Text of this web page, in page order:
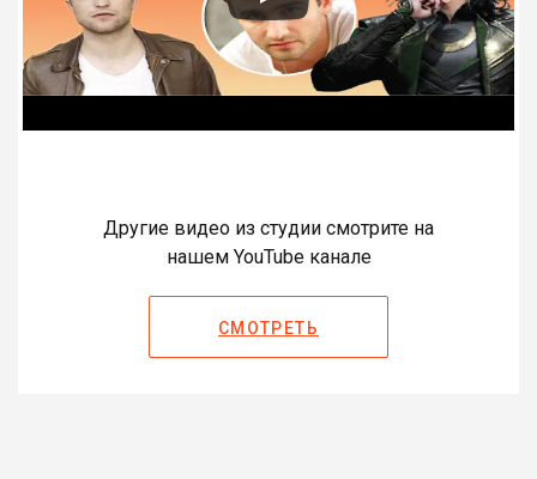
Другие видео из студии смотрите на
нашем YouTube канале
СМОТРЕТЬ